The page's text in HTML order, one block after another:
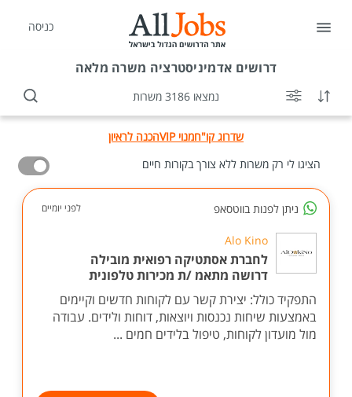
כניסה
דרושים אדמיניסטרציה משרה מלאה
נמצאו 3186 משרות
שדרוג קו"חמנוי VIP
הכנה לראיון
הציגו לי רק משרות ללא צורך בקורות חיים
ניתן לפנות בווטסאפ לפני יומיים
Alo Kino
לחברת אסתטיקה רפואית מובילה
דרושה מתאמ /ת מכירות טלפונית
התפקיד כולל: יצירת קשר עם לקוחות חדשים וקיימים
באמצעות שיחות נכנסות ויוצאות, דוחות ולידים. עבודה
מול מועדון לקוחות, טיפול בלידים חמים ...